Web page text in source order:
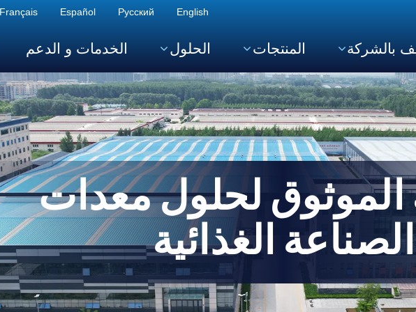
English
Русский
Español
Français
بالشركة المنتجات الحلول الخدمات و الدعم
لحلول معدات
الصناعة الغذائية